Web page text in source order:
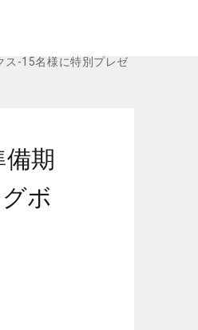
ス-15名様に特別プレゼ
期
ボ